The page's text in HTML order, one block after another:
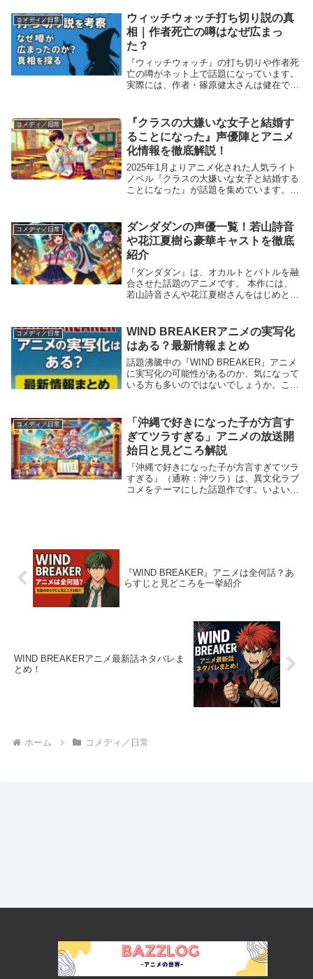
のやり取りやエピソードを通じて、読者の
間で注目され...
コメディ／日常
ウィッチウォッチ打ち切り説の真
相｜作者死亡の噂はなぜ広まっ
た？
『ウィッチウォッチ』の打ち切りや作者死
亡の噂がネット上で話題になっています。
実際には、作者・篠原健太さんは健在であ
を詳しく探ってみましょう。この記事を読
むとわかるこ...
コメディ／日常
『クラスの大嫌いな女子と結婚す
ることになった』声優陣とアニメ
化情報を徹底解説！
2025年1月よりアニメ化された人気ライト
ノベル『クラスの大嫌いな女子と結婚する
ことになった』が話題を集めています。
ニメとして映像化されました。 今回は、
ア...
コメディ／日常
ダンダダンの声優一覧！若山詩音
や花江夏樹ら豪華キャストを徹底
紹介
『ダンダダン』は、オカルトとバトルを融
合させた話題のアニメです。 本作には、
若山詩音さんや花江夏樹さんをはじめとす
や、それぞれの代表作について詳しくご紹
介します。この...
コメディ／日常
WIND BREAKERアニメの実写化
はある？最新情報まとめ
話題沸騰中の『WIND BREAKER』アニメ
に実写化の可能性があるのか、気になって
いる方も多いのではないでしょうか。この
ます。あわせて舞台化やキャストの情...
コメディ／日常
「沖縄で好きになった子が方言す
ぎてツラすぎる」アニメの放送開
始日と見どころ解説
『沖縄で好きになった子が方言すぎてツラ
すぎる』（通称：沖ツラ）は、異文化ラブ
コメをテーマにした話題作です。いよいよ
『WIND BREAKER』アニメは全何話？あ
らすじと見どころを一挙紹介
WIND BREAKERアニメ最新話ネタバレま
とめ！
ホーム コメディ／日常